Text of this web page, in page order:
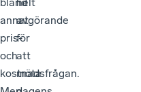
annat
pris-
och
kostnadsfrågan.
avgörande
för
att
möta